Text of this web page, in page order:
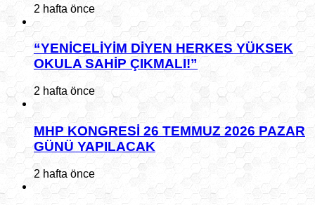
2 hafta önce
“YENİCELİYİM DİYEN HERKES YÜKSEK
OKULA SAHİP ÇIKMALI!”
2 hafta önce
MHP KONGRESİ 26 TEMMUZ 2026 PAZAR
GÜNÜ YAPILACAK
2 hafta önce